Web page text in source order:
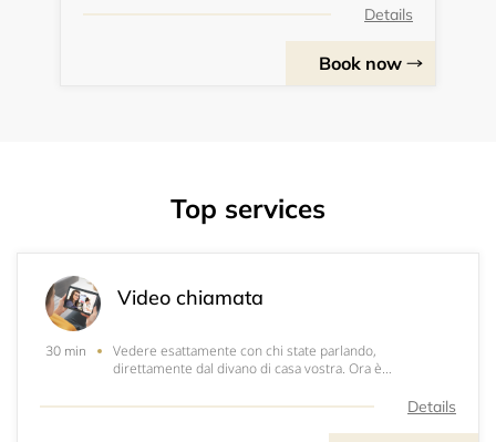
Details
Book now
Top services
Video chiamata
30 min
Vedere esattamente con chi state parlando,
direttamente dal divano di casa vostra. Ora è
vostro agente di viaggi preferito o sceglietene uno per
Details